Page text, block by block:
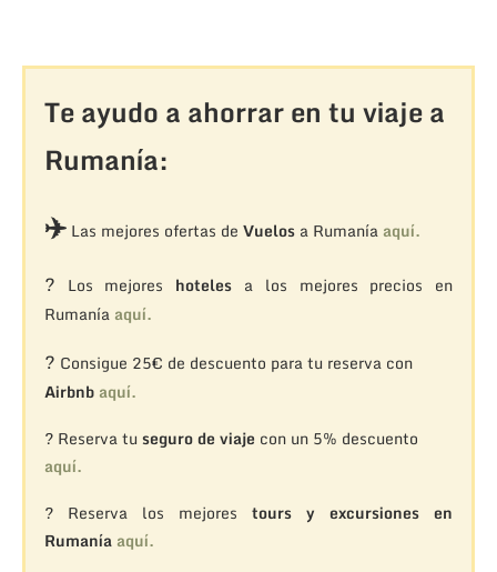
Te ayudo a ahorrar en tu viaje a
Rumanía:
✈️Las mejores ofertas de Vuelosa Rumanía aquí.
? Los mejores hoteles a los mejores precios en
Rumanía aquí.
? Consigue 25€ de descuento para tu reserva con
Airbnb aquí.
? Reserva tu seguro de viaje con un 5% descuento
aquí.
? Reserva los mejorestours y excursiones en
Rumanía aquí.